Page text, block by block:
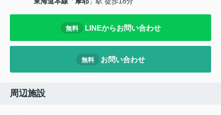
無料 LINEからお問い合わせ
無料 お問い合わせ
周辺施設